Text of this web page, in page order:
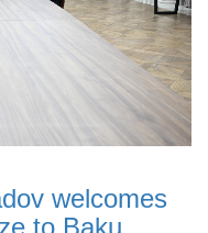
welcomes
to Baku